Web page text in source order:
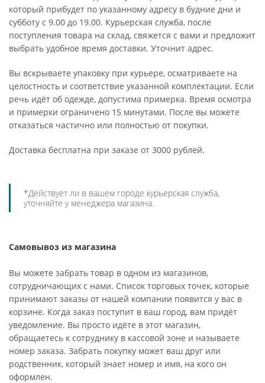
который прибудет по указанному адресу в будние дни и
субботу с 9.00 до 19.00. Курьерская служба, после
поступления товара на склад, свяжется с вами и предложит
выбрать удобное время доставки. Уточнит адрес.
Вы вскрываете упаковку при курьере, осматриваете на
целостность и соответствие указанной комплектации. Если
речь идёт об одежде, допустима примерка. Время осмотра
и примерки ограничено 15 минутами. После вы можете
отказаться частично или полностью от покупки.
Доставка бесплатна при заказе от 3000 рублей.
*Действует ли в вашем городе курьерская служба,
уточняйте у менеджера магазина.
Самовывоз из магазина
Вы можете забрать товар в одном из магазинов,
сотрудничающих с нами. Список торговых точек, которые
принимают заказы от нашей компании появится у вас в
корзине. Когда заказ поступит в ваш город, вам придёт
уведомление. Вы просто идёте в этот магазин,
обращаетесь к сотруднику в кассовой зоне и называете
номер заказа. Забрать покупку может ваш друг или
родственник, который знает номер и имя, на кого он
оформлен.